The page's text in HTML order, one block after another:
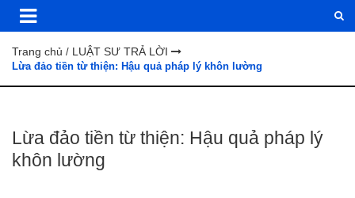
Trang chủ / LUẬT SƯ TRẢ LỜI
Lừa đảo tiền từ thiện: Hậu quả pháp lý khôn lường
Lừa đảo tiền từ thiện: Hậu quả pháp lý
khôn lường